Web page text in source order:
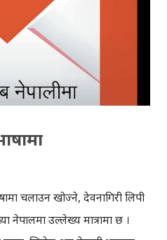
५ हजार डलरको फन्डिङ
बढ्न ठूलो भरथेग गर्नेछ । नेपालमा
भएको समयमा, गुगल जस्ता ठूलो
प्रोत्साहन गर्नु स्वागतयोग्य
चलाउन खोज्ने, देवनागिरी लिपी
नेपालमा उल्लेख्य मात्रामा छ ।